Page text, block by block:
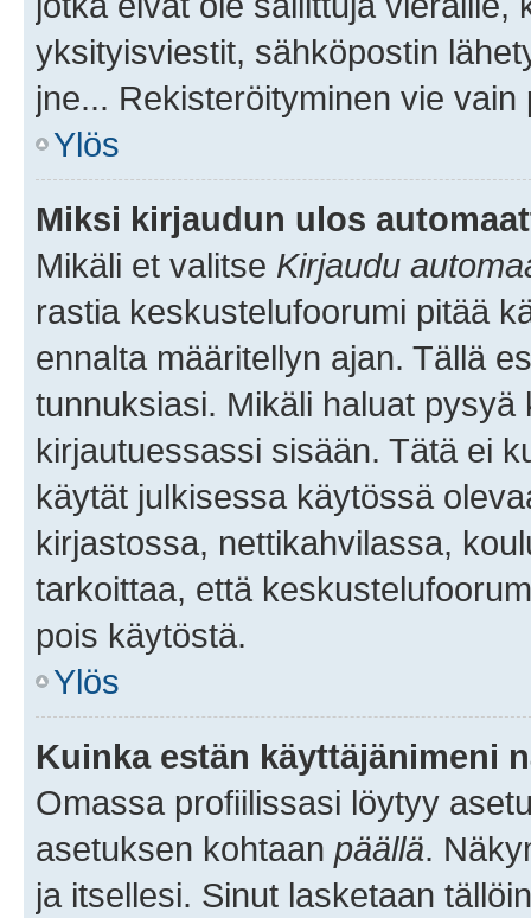
yksityisviestit, sähköpostin
jne... Rekisteröityminen vie
Ylös
Miksi kirjaudun ulos
Mikäli et valitse Kirjaudu
rastia keskustelufoorumi pitää
ennalta määritellyn ajan. Tällä
tunnuksiasi. Mikäli haluat
kirjautuessassi sisään. Tätä ei
käytät julkisessa käytössä
kirjastossa, nettikahvilassa,
tarkoittaa, että
pois käytöstä.
Ylös
Kuinka estän käyttäjänimeni
Omassa profiilissasi löytyy
asetuksen kohtaan päällä.
ja itsellesi. Sinut lasketaan